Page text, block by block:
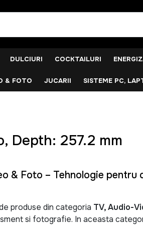
DULCIURI COCKTAILURI
& FOTO JUCARII SISTEME PC,
Depth: 257.2 mm
& Foto – Tehnologie pentru
produse din categoria TV, Audio-
si fotografie. In aceasta